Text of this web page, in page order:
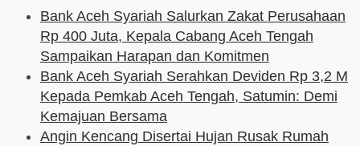
Bank Aceh Syariah Salurkan Zakat Perusahaan
Rp 400 Juta, Kepala Cabang Aceh Tengah
Sampaikan Harapan dan Komitmen
Bank Aceh Syariah Serahkan Deviden Rp 3,2 M
Kepada Pemkab Aceh Tengah, Satumin: Demi
Kemajuan Bersama
Angin Kencang Disertai Hujan Rusak Rumah